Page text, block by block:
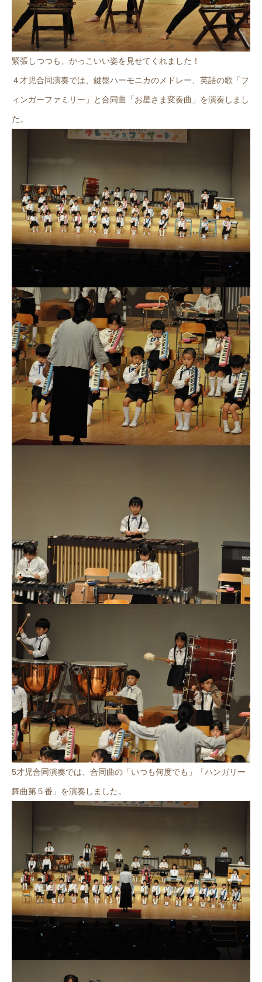
緊張しつつも、かっこいい姿を見せてくれました！
４才児合同演奏では、鍵盤ハーモニカのメドレー、英語の歌「フ
ィンガーファミリー」と合同曲「お星さま変奏曲」を演奏しまし
た。
5才児合同演奏では、合同曲の「いつも何度でも」「ハンガリー
舞曲第５番」を演奏しました。